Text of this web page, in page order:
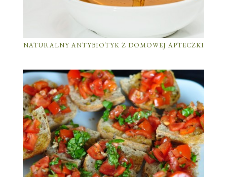
NATURALNY ANTYBIOTYK Z DOMOWEJ APTECZKI